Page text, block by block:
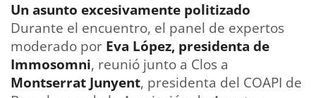
Un asunto excesivamente politizado
Durante el encuentro, el panel de expertos
moderado por Eva López, presidenta de
Immosomni, reunió junto a Clos a
Montserrat Junyent, presidenta del COAPI de